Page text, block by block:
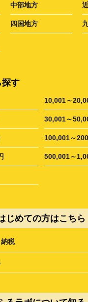
中部地方
四国地方
探す
10,001～
30,001～
100,001～
500,001～
じめての方はこちら
税